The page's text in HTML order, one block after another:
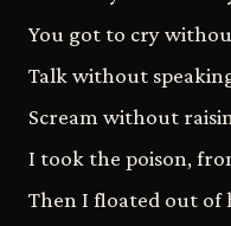
You got to cry
Talk without
Scream without
I took the poison,
Then I floated out of